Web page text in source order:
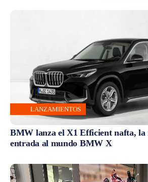
LANZAMIENTOS
BMW lanza el X1 Efficient nafta, la
entrada al mundo BMW X